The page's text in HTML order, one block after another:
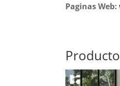
Paginas Web: